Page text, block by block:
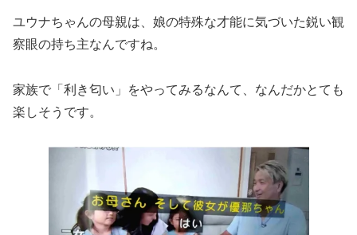
ユウナちゃんの母親は、娘の特殊な才能に気づいた鋭い観
察眼の持ち主なんですね。
家族で「利き匂い」をやってみるなんて、なんだかとても
楽しそうです。